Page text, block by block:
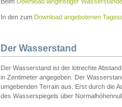
In den zum Download angebotenen
Der Wasserstand
Der Wasserstand ist der lotrechte
in Zentimeter angegeben. Der
umgebenden Terrain aus. Erst durch die
des Wasserspiegels über